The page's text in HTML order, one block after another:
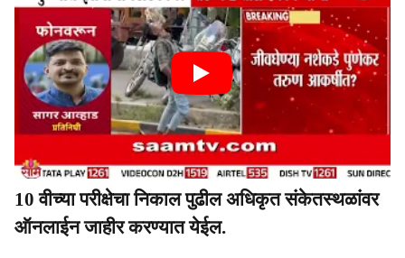
10 वीच्या परीक्षेचा निकाल पुढील अधिकृत संकेतस्थळांवर
ऑनलाईन जाहीर करण्यात येईल.